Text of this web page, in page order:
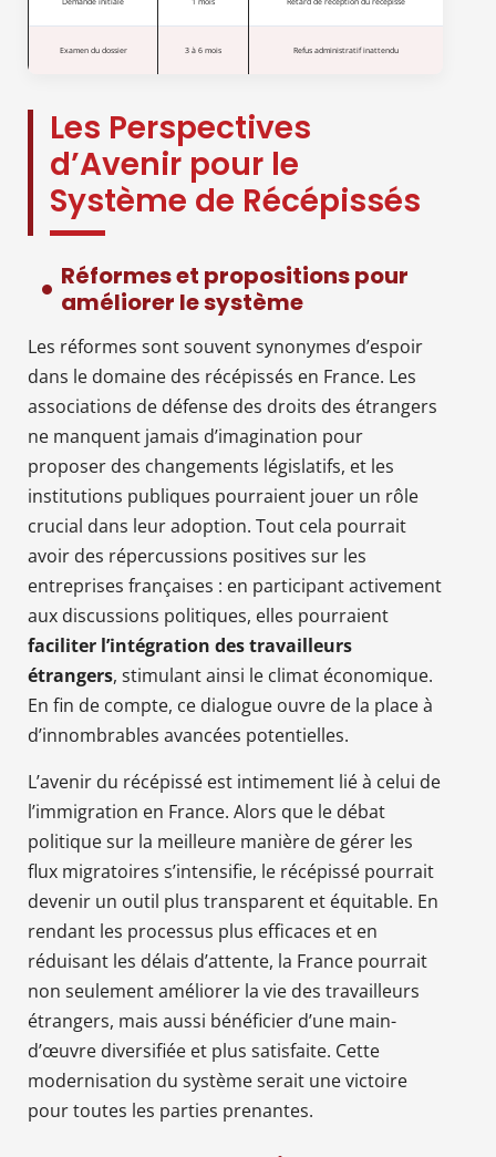
Examen du dossier 3 à 6 mois Refus administratif inattendu
Les Perspectives
d’Avenir pour le
Système de Récépissés
Réformes et propositions pour
améliorer le système
Les réformes sont souvent synonymes d’espoir
dans le domaine des récépissés en France. Les
associations de défense des droits des étrangers
ne manquent jamais d’imagination pour
proposer des changements législatifs, et les
institutions publiques pourraient jouer un rôle
crucial dans leur adoption. Tout cela pourrait
avoir des répercussions positives sur les
entreprises françaises : en participant activement
aux discussions politiques, elles pourraient
faciliter l’intégration des travailleurs
étrangers, stimulant ainsi le climat économique.
En fin de compte, ce dialogue ouvre de la place à
d’innombrables avancées potentielles.
L’avenir du récépissé est intimement lié à celui de
l’immigration en France. Alors que le débat
politique sur la meilleure manière de gérer les
flux migratoires s’intensifie, le récépissé pourrait
devenir un outil plus transparent et équitable. En
rendant les processus plus efficaces et en
réduisant les délais d’attente, la France pourrait
non seulement améliorer la vie des travailleurs
étrangers, mais aussi bénéficier d’une main-
d’œuvre diversifiée et plus satisfaite. Cette
modernisation du système serait une victoire
pour toutes les parties prenantes.